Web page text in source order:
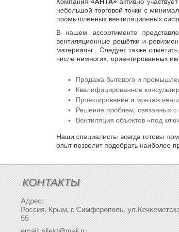
небольшой торговой точки с
промышленных вентиляционных
В нашем ассортименте
вентиляционные решётки и
материалы . Следует также
числе немногих, ориентированных
Продажа бытового и
Квалифицированное
Проектирование и монтаж
Решение проблем, связанных с
Вентиляция объектов «под
Наши специалисты всегда готовы
опыт позволит подобрать наиболее
КОНТАКТЫ
Адрес:
Россия, Крым, г. Симферополь,
55